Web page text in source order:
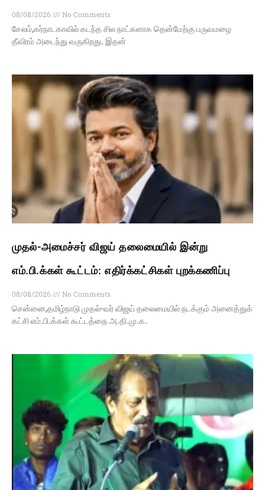
08/08/2026
No Comments
சேலம்,கர்நாடகாவில் கடந்த சில நாட்களாக தென்மேற்கு பருவமழை
தீவிரம் அடைந்து வருகிறது. இதன்
முதல்-அமைச்சர் விஜய் தலைமையில் இன்று
எம்.பி.க்கள் கூட்டம்: எதிர்க்கட்சிகள் புறக்கணிப்பு
08/08/2026
No Comments
சென்னை,தமிழ்நாடு முதல்-வர் விஜய் தலைமையில் நடக்கும் அனைத்துக்
கட்சி எம்.பி.க்கள் கூட்டத்தை அ.தி.மு.க.